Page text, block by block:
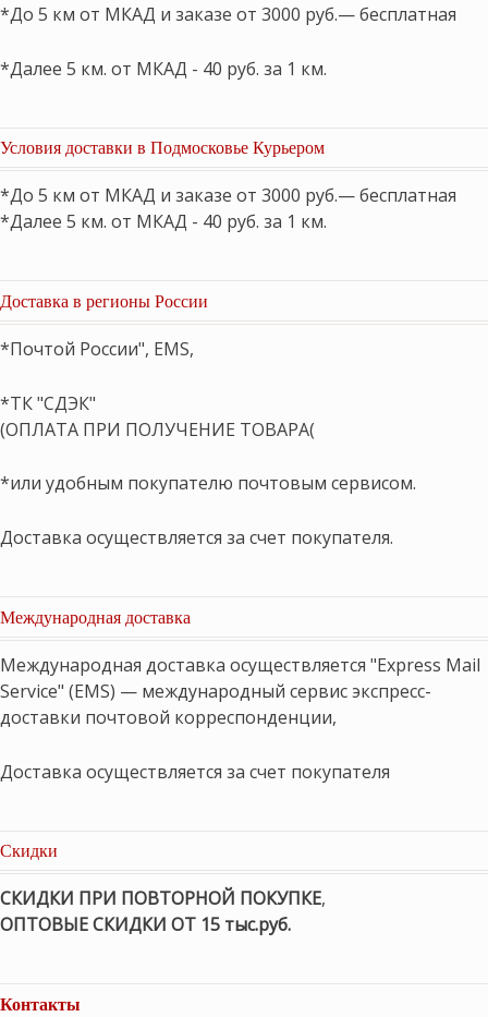
*До 5 км от МКАД и заказе от 3000 руб.— бесплатная
*Далее 5 км. от МКАД - 40 руб. за 1 км.
Условия доставки в Подмосковье Курьером
*До 5 км от МКАД и заказе от 3000 руб.— бесплатная
*Далее 5 км. от МКАД - 40 руб. за 1 км.
Доставка в регионы России
*Почтой России", EMS,
*ТК "СДЭК"
(ОПЛАТА ПРИ ПОЛУЧЕНИЕ ТОВАРА(
*или удобным покупателю почтовым сервисом.
Доставка осуществляется за счет покупателя.
Международная доставка
Международная доставка осуществляется "Express Mail
Service" (EMS) — международный сервис экспресс-
доставки почтовой корреспонденции,
Доставка осуществляется за счет покупателя
Скидки
СКИДКИ ПРИ ПОВТОРНОЙ ПОКУПКЕ,
ОПТОВЫЕ СКИДКИ ОТ 15 тыс.руб.
Контакты